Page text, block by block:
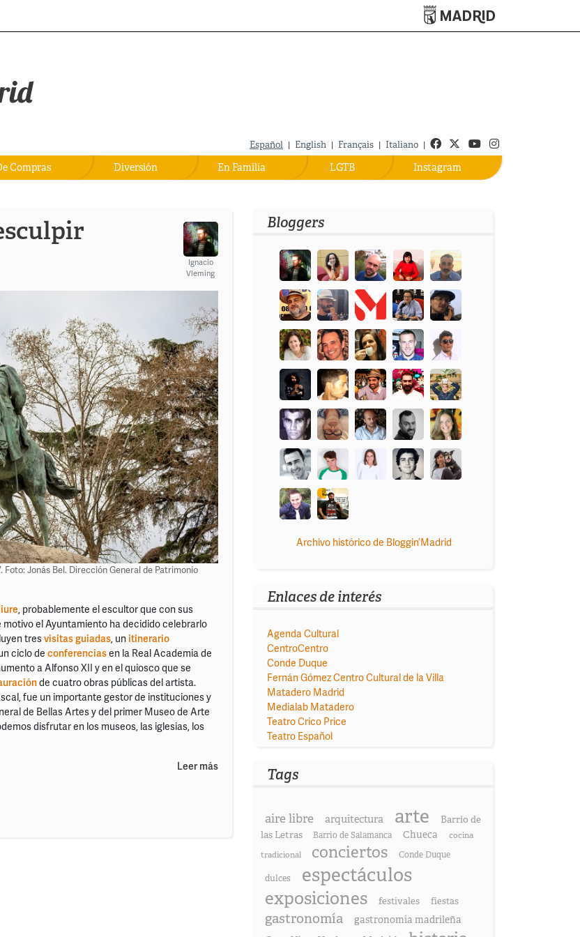
Turismo de Madrid
Español | English | Français | Italiano | Facebook
TwitterYoutube
Instagram
Instagram
LGTB
En Familia
Diversión
Compras
Ignacio
Vleming
Jonás Bel. Dirección General de Patrimonio
, probablemente el escultor que con sus
el Ayuntamiento ha decidido celebrarlo
tresvisitas guiadas, un itinerario
ciclo de conferenciasen la Real Academia de
a Alfonso XII y en el quiosco que se
de cuatro obras públicas del artista.
fue un importante gestor de instituciones y
de Bellas Artes y del primer Museo de Arte
disfrutar en los museos, las iglesias, los
Leer más
Bloggers
Archivo histórico de Bloggin’Madrid
Enlaces de interés
Agenda Cultural
CentroCentro
Conde Duque
Fernán Gómez Centro Cultural de la Villa
Matadero Madrid
Medialab Matadero
Teatro Crico Price
Teatro Español
Tags
aire libre arquitectura arte
Barrio de
las Letras
Barrio de Salamanca Chueca
cocina
tradicional
conciertos Conde Duque
dulces espectáculos
exposiciones festivales fiestas
gastronomía gastronomía madrileña